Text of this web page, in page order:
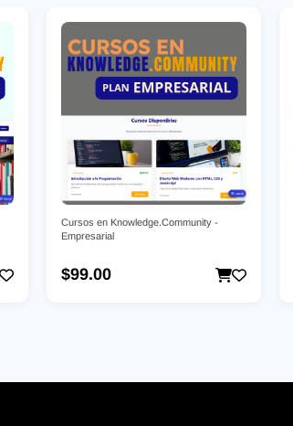
Cursos en Knowledge.Community -
Empresarial
$99.00